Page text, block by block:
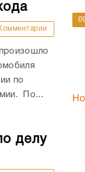
по
По...
делу